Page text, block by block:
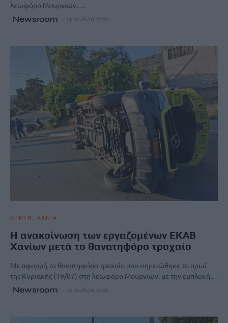
λεωφόρο Μουρνιών,…
Newsroom 19 Ιουλίου, 2026
ΚΡΗΤΗ ΧΑΝΙΑ
Η ανακοίνωση των εργαζομένων ΕΚΑΒ
Χανίων μετά το θανατηφόρο τροχαίο
Με αφορμή το θανατηφόρο τροχαίο που σημειώθηκε το πρωί
της Κυριακής (19/07) στη λεωφόρο Μουρνιών, με την εμπλοκή…
Newsroom 19 Ιουλίου, 2026